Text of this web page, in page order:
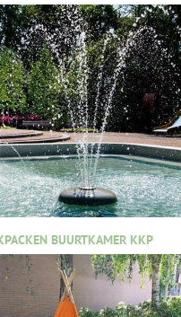
BUURTKAMER KKP